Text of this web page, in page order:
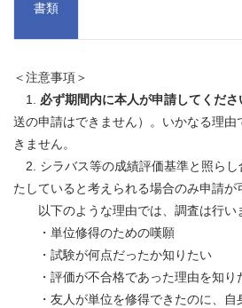
書類
＜注意事項＞
1. 必ず期間内に本人が申請してくださ
送の申請はできません）。いかなる理
きません。
2. シラバス等の成績評価基準と照らし
たしていると考えられる場合のみ申請が
以下のような理由では、調査は行い
・単位修得のための嘆願
・試験が何点だったか知りたい
・評価が不合格であった理由を知り
・友人が単位を修得できたのに、自